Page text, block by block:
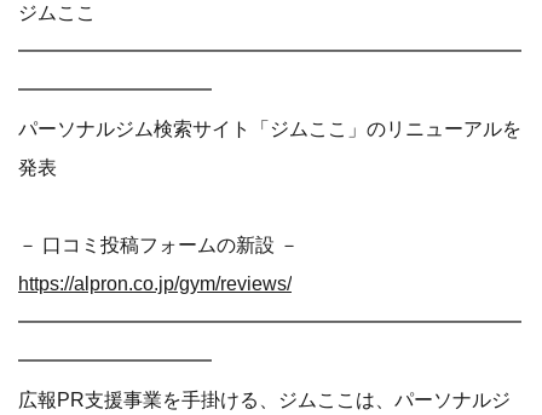
ジムここ
━━━━━━━━━━━━━━━━━━━━━━━━━━
━━━━━━━━━━
パーソナルジム検索サイト「ジムここ」のリニューアルを
発表
－ 口コミ投稿フォームの新設 －
https://alpron.co.jp/gym/reviews/
━━━━━━━━━━━━━━━━━━━━━━━━━━
━━━━━━━━━━
広報PR支援事業を手掛ける、ジムここは、パーソナルジ